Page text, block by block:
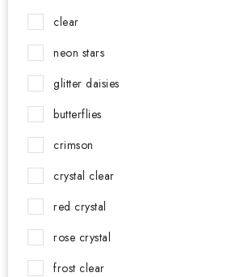
clear
neon stars
glitter daisies
butterflies
crimson
crystal clear
red crystal
rose crystal
frost clear